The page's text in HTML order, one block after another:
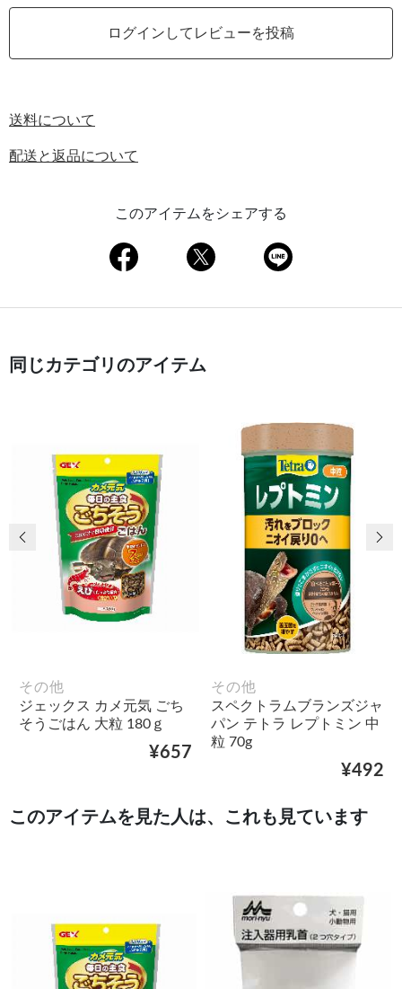
ログインしてレビューを投稿
送料について
配送と返品について
このアイテムをシェアする
同じカテゴリのアイテム
その他
ジェックス カメ元気 ごち
そうごはん 大粒 180ｇ
¥657
その他
スペクトラムブランズジャ
パン テトラ レプトミン 中
粒 70g
¥492
前の画像 次
このアイテムを見た人は、これも見ています